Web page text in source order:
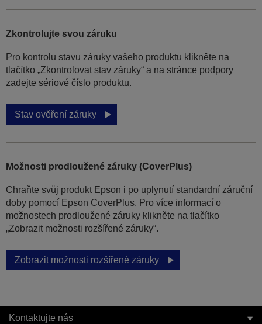
Zkontrolujte svou záruku
Pro kontrolu stavu záruky vašeho produktu klikněte na
tlačítko „Zkontrolovat stav záruky“ a na stránce podpory
zadejte sériové číslo produktu.
Stav ověření záruky
Možnosti prodloužené záruky (CoverPlus)
Chraňte svůj produkt Epson i po uplynutí standardní záruční
doby pomocí Epson CoverPlus. Pro více informací o
možnostech prodloužené záruky klikněte na tlačítko
„Zobrazit možnosti rozšířené záruky“.
Zobrazit možnosti rozšířené záruky
Kontaktujte nás